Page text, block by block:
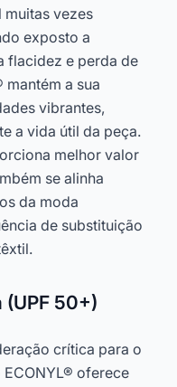
vezes
exposto a
flacidez e perda de
mantém a sua
vibrantes,
a vida útil da peça.
melhor valor
se alinha
da moda
de substituição
(UPF 50+)
crítica para o
oferece